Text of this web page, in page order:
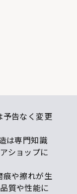
告なく変更
は専門知識
ショップに
や擦れが生
質や性能に